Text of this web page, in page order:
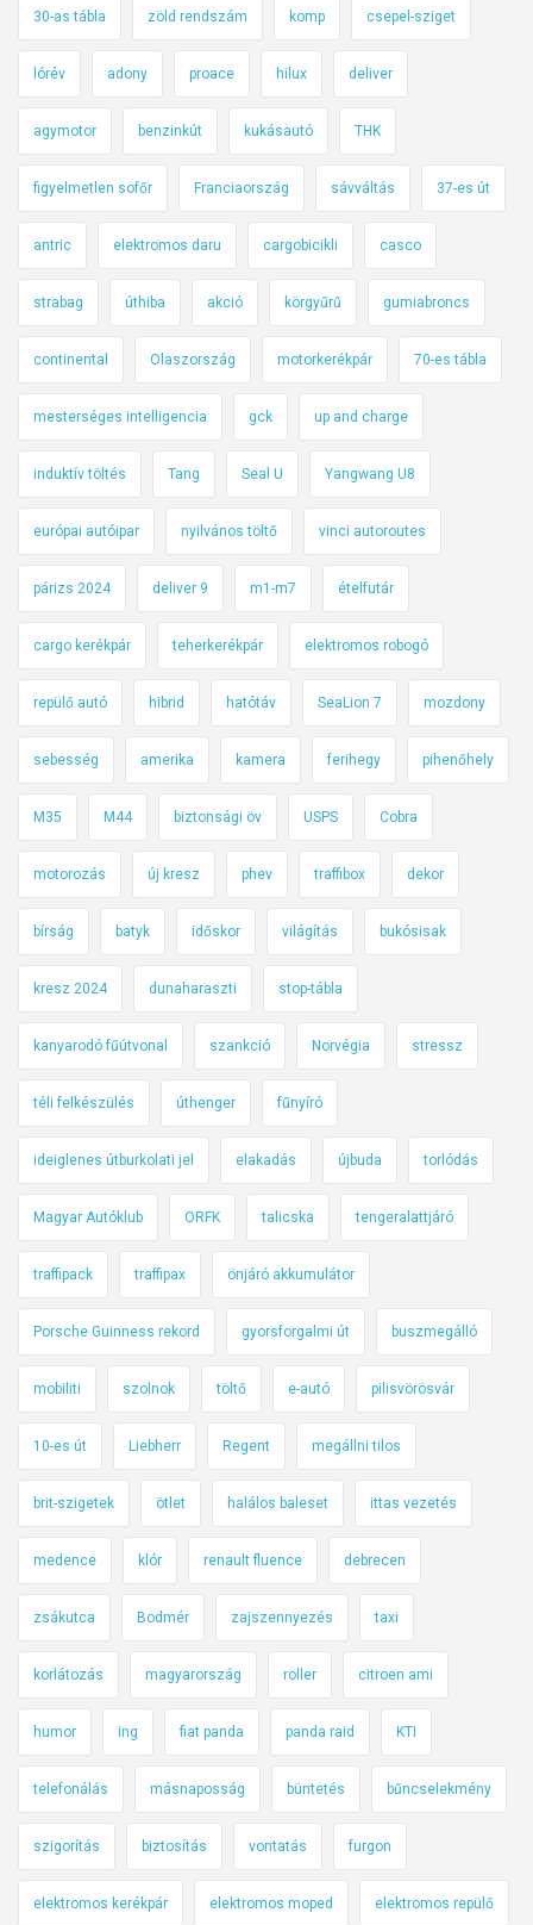
30-as tábla zöld rendszám komp csepel-sziget
lórév adony proace hilux deliver
agymotor benzinkút kukásautó THK
figyelmetlen sofőr Franciaország sávváltás 37-es út
antric elektromos daru cargobicikli casco
strabag úthiba akció körgyűrű gumiabroncs
continental Olaszország motorkerékpár 70-es tábla
mesterséges intelligencia gck up and charge
induktív töltés Tang Seal U Yangwang U8
európai autóipar nyilvános töltő vinci autoroutes
párizs 2024 deliver 9 m1-m7 ételfutár
cargo kerékpár teherkerékpár elektromos robogó
repülő autó hibrid hatótáv SeaLion 7 mozdony
sebesség amerika kamera ferihegy pihenőhely
M35 M44 biztonsági öv USPS Cobra
motorozás új kresz phev traffibox dekor
bírság batyk időskor világítás bukósisak
kresz 2024 dunaharaszti stop-tábla
kanyarodó fűútvonal szankció Norvégia stressz
téli felkészülés úthenger fűnyíró
ideiglenes útburkolati jel elakadás újbuda torlódás
Magyar Autóklub ORFK talicska tengeralattjáró
traffipack traffipax önjáró akkumulátor
Porsche Guinness rekord gyorsforgalmi út buszmegálló
mobiliti szolnok töltő e-autó pilisvörösvár
10-es út Liebherr Regent megállni tilos
brit-szigetek ötlet halálos baleset ittas vezetés
medence klór renault fluence debrecen
zsákutca Bodmér zajszennyezés taxi
korlátozás magyarország roller citroen ami
humor ing fiat panda panda raid KTI
telefonálás másnaposság büntetés bűncselekmény
szigorítás biztosítás vontatás furgon
elektromos kerékpár elektromos moped elektromos repülő